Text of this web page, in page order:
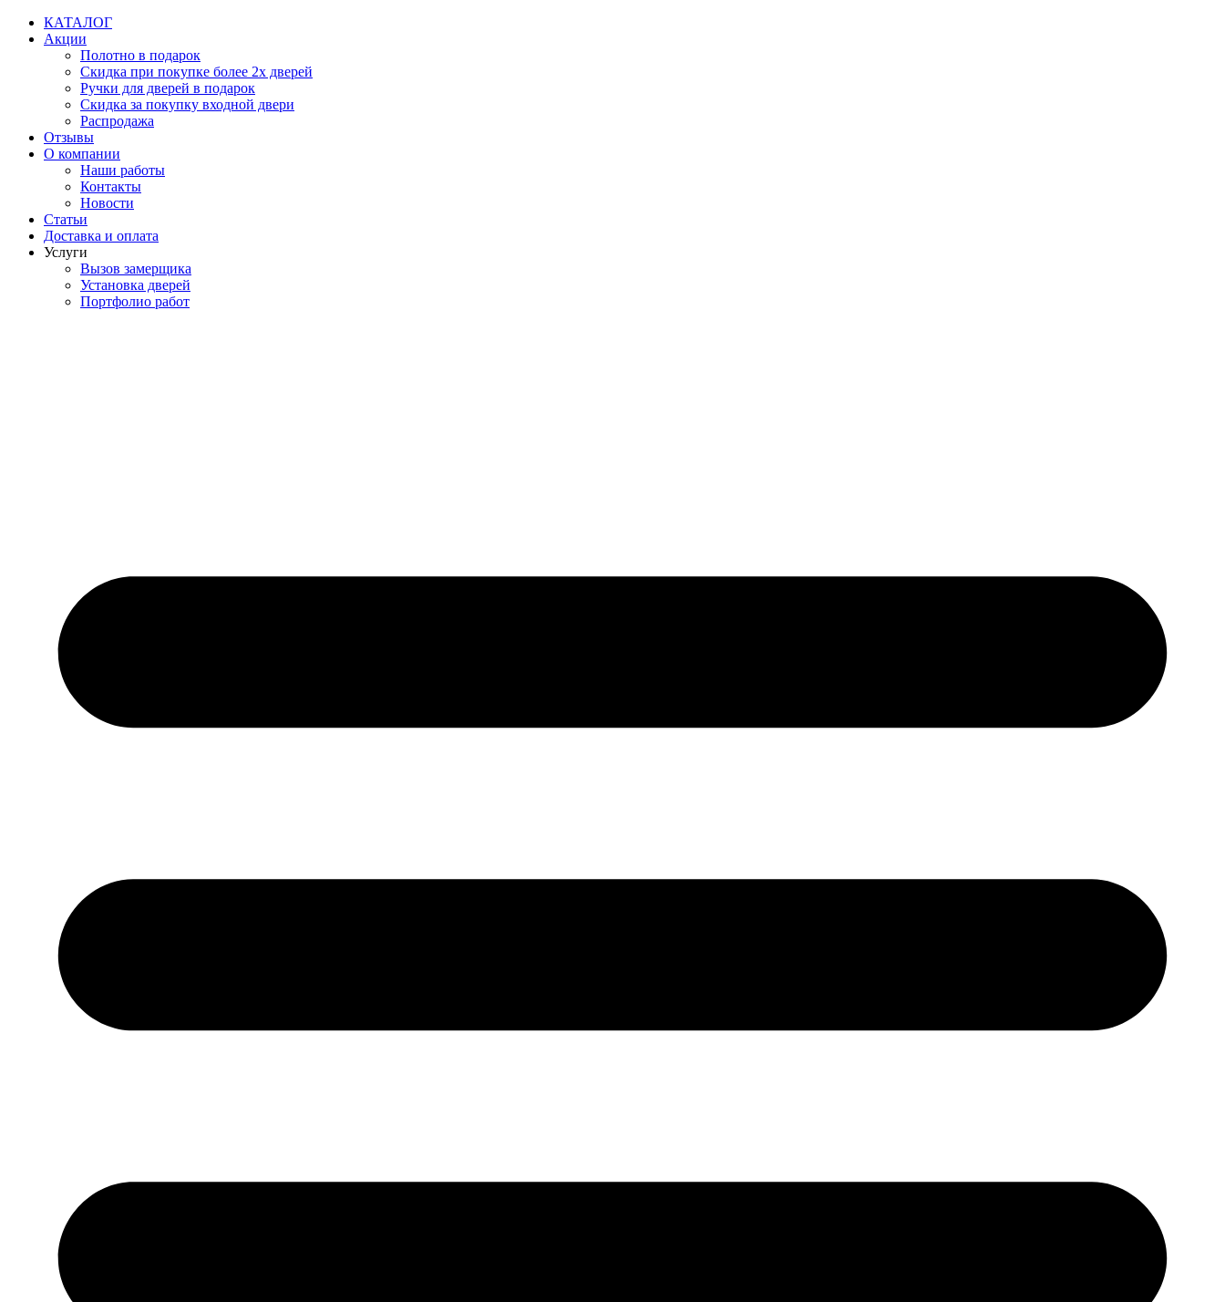
Перейти
содержимому
КАТАЛОГ
Акции
Полотно в подарок
Скидка при покупке более 2х дверей
Ручки для дверей в подарок
Скидка за покупку входной двери
Распродажа
Отзывы
О компании
Наши работы
Контакты
Новости
Статьи
Доставка и оплата
Услуги
Вызов замерщика
Установка дверей
Портфолио работ